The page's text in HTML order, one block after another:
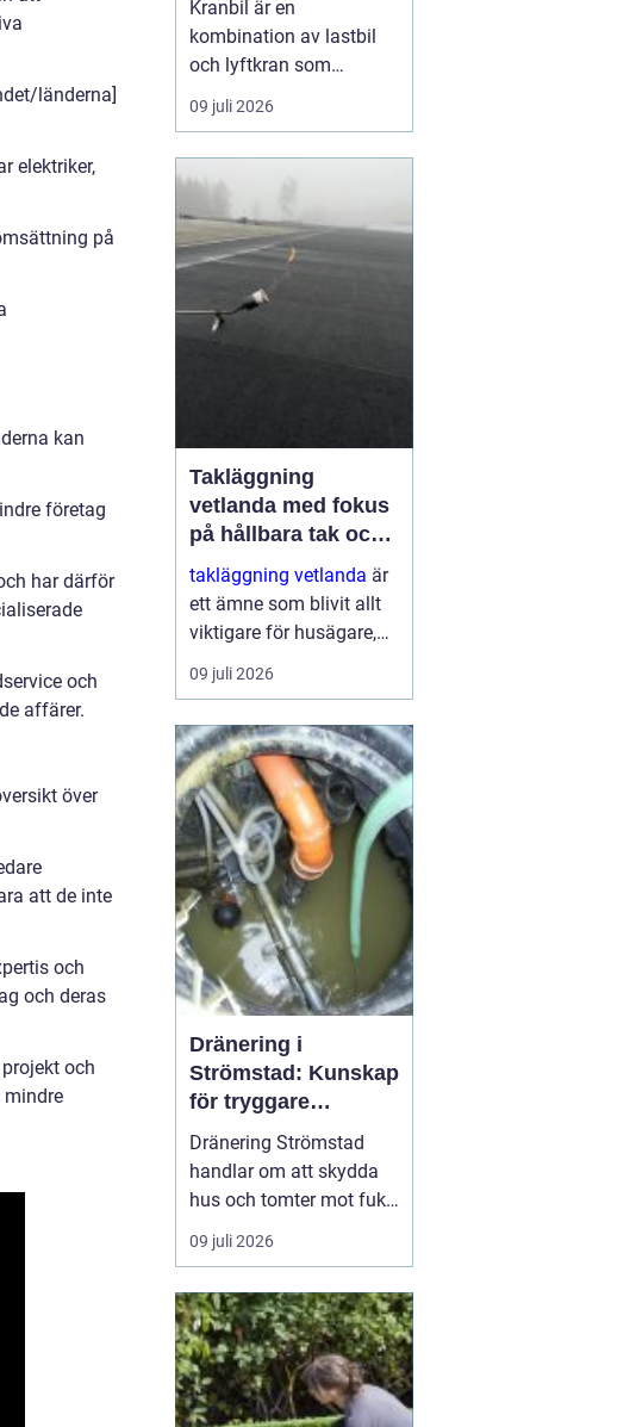
länderna]
elektriker,
på
kan
företag
har därför
och
affärer.
över
att de inte
och
och deras
och
mindre
Kranbil är en
kombination av lastbil
och lyftkran som
används när tungt eller
skrymmande material
säkert och
Genom att hyra en
kranbil kan
privatpersoner, företag
och entrepren&...
09 juli 2026
Takläggning
vetlanda med fokus
på hållbara tak och
trygga hus
takläggning vetlanda är
ett ämne som blivit allt
viktigare för husägare,
bostadsrättsföreningar
och fastighetsägare i
skyddar inte bara mot
regn, snö och blåst, utan
påve...
09 juli 2026
Dränering i
Strömstad: Kunskap
för tryggare
husgrunder
Dränering Strömstad
handlar om att skydda
hus och tomter mot fukt,
läckage och långsiktiga
skador i en miljö som
kustklimat, klippor och
varierande
markförhållanden.
Genom att förstå...
09 juli 2026